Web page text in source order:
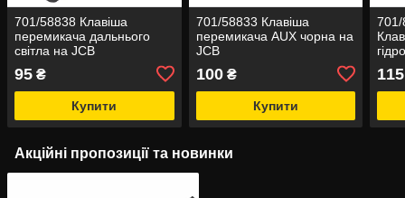
701/58838 Клавіша
перемикача дальнього
світла на JCB
95 ₴
Купити
701/58833 Клавіша
перемикача AUX чорна на
JCB
100₴
Купити
115
Акційні пропозиції та новинки